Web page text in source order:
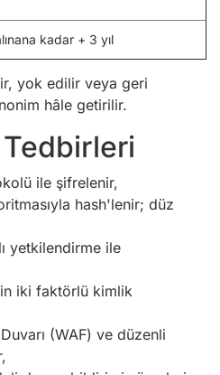
kadar + 3 yıl
yok edilir veya geri
hâle getirilir.
ile şifrelenir,
hash'lenir; düz
yetkilendirme ile
iki faktörlü kimlik
(WAF) ve düzenli